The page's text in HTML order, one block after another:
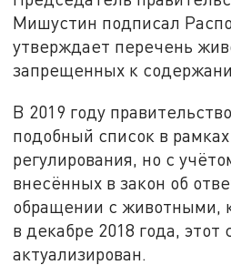
Мишустин подписал
утверждает перечень
запрещенных к
В 2019 году
подобный список в
регулирования, но с
внесённых в закон об
обращении с животными,
в декабре 2018 года, этот
актуализирован.